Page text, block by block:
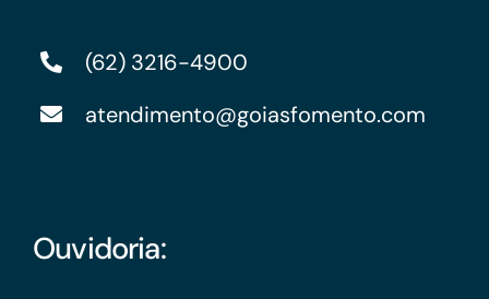
(62) 3216-4900
atendimento@goiasfomento.com
Ouvidoria: